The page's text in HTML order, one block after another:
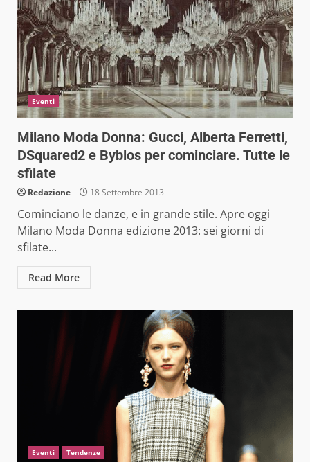
Eventi
Milano Moda Donna: Gucci, Alberta Ferretti,
DSquared2 e Byblos per cominciare. Tutte le
sfilate
Redazione 18 Settembre 2013
Cominciano le danze, e in grande stile. Apre oggi
Milano Moda Donna edizione 2013: sei giorni di
sfilate...
Read More
Eventi Tendenze